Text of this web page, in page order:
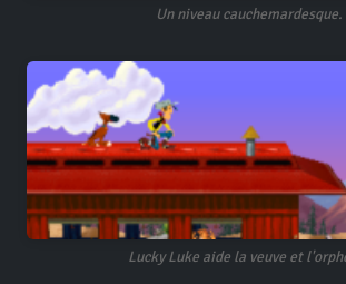
Un niveau cauchemardesque.
Lucky Luke aide la veuve et